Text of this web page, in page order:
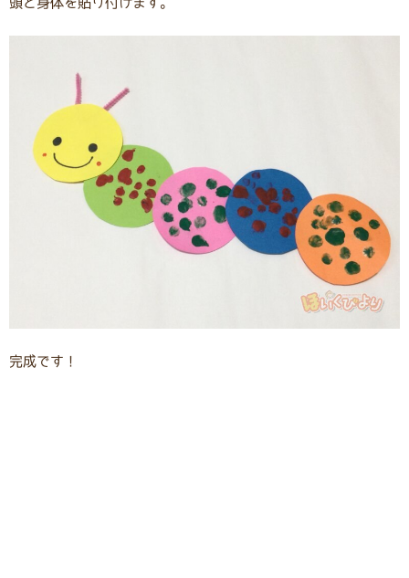
完成です！